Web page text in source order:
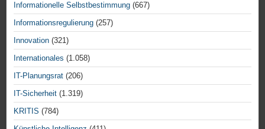
Informationelle Selbstbestimmung (667)
Informationsregulierung (257)
Innovation (321)
Internationales (1.058)
IT-Planungsrat (206)
IT-Sicherheit (1.319)
KRITIS (784)